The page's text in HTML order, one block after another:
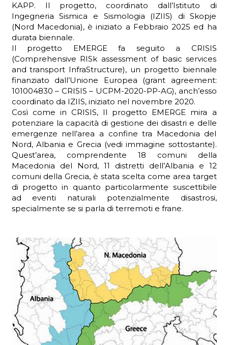
KAPP. Il progetto, coordinato dall’Istituto di
Ingegneria Sismica e Sismologia (IZIIS) di Skopje
(Nord Macedonia), è iniziato a Febbraio 2025 ed ha
durata biennale.
Il progetto EMERGE fa seguito a CRISIS
(Comprehensive RISk assessment of basic services
and transport InfraStructure), un progetto biennale
finanziato dall’Unione Europea (grant agreement:
101004830 – CRISIS – UCPM-2020-PP-AG), anch’esso
coordinato da IZIIS, iniziato nel novembre 2020.
Così come in CRISIS, Il progetto EMERGE mira a
potenziare la capacità di gestione dei disastri e delle
emergenze nell’area a confine tra Macedonia del
Nord, Albania e Grecia (vedi immagine sottostante).
Quest’area, comprendente 18 comuni della
Macedonia del Nord, 11 distretti dell’Albania e 12
comuni della Grecia, è stata scelta come area target
di progetto in quanto particolarmente suscettibile
ad eventi naturali potenzialmente disastrosi,
specialmente se si parla di terremoti e frane.